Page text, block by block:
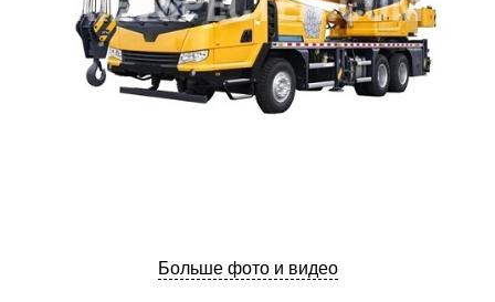
Больше фото и видео